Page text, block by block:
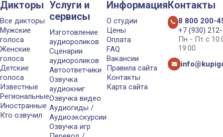
Дикторы
Все дикторы
Мужские
голоса
Женские
голоса
Детские
голоса
Известные
Региональные
Иностранные
Кто озвучил
Услуги и
сервисы
Изготовление
аудиороликов
Сценарии
аудиороликов
Автоответчики
Озвучка
аудиокниг
Озвучка видео
Аудиогиды /
Аудиоэкскурсии
Озвучка игр
Информация
О студии
Цены
Оплата
FAQ
Вакансии
Правила сайта
Контакты
Карта сайта
Контакты
8 800 200-
+7 (930)
Пн - Пт с
19:00